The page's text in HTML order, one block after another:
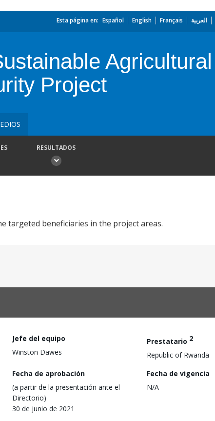
Esta página en: Español English Français العربية
Agricultural
Project
RESULTADOS
targeted beneficiaries in the project areas.
Jefe del equipo
Winston Dawes
Prestatario 2
Republic of Rwanda
Fecha de aprobación
(a partir de la presentación ante el
Directorio)
30 de junio de 2021
Fecha de vigencia
N/A